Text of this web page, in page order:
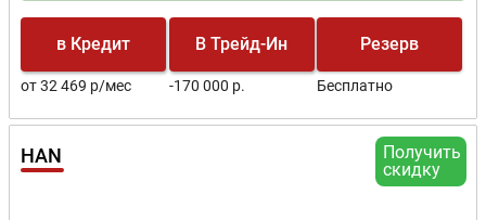
в Кредит
от 32 469 р/мес
В Трейд-Ин
-170 000 р.
Резерв
Бесплатно
Получить
скидку
HAN